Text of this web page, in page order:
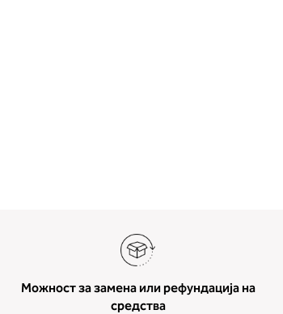
Можност за замена или рефундација на
средства